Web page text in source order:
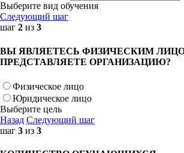
Выберите вид обучения
Следующий шаг
шаг 2 из 3
ВЫ ЯВЛЯЕТЕСЬ ФИЗИЧЕСКИМ
ПРЕДСТАВЛЯЕТЕ ОРГАНИЗАЦИЮ?
Физическое лицо
Юридическое лицо
Выберите цель
Назад Следующий шаг
шаг 3 из 3